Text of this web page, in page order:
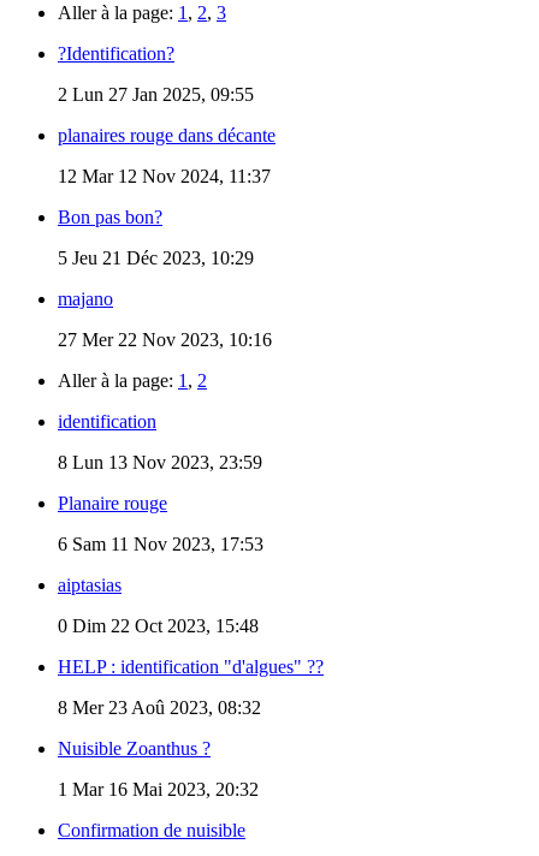
Aller à la page: 1 , 2, 3
?Identification?
2 Lun 27 Jan 2025, 09:55
planaires rouge dans décante
12 Mar 12 Nov 2024, 11:37
Bon pas bon?
5 Jeu 21 Déc 2023, 10:29
majano
27 Mer 22 Nov 2023, 10:16
Aller à la page: 1 , 2
identification
8 Lun 13 Nov 2023, 23:59
Planaire rouge
6 Sam 11 Nov 2023, 17:53
aiptasias
0 Dim 22 Oct 2023, 15:48
HELP : identification "d'algues" ??
8 Mer 23 Aoû 2023, 08:32
Nuisible Zoanthus ?
1 Mar 16 Mai 2023, 20:32
Confirmation de nuisible